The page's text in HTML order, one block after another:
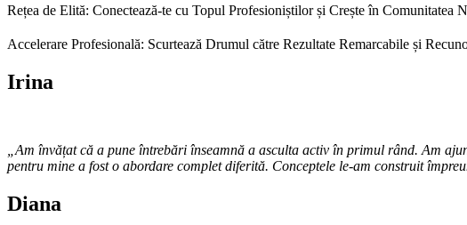
Rețea de Elită: Conectează-te cu Topul Profesioniștilor și Crește în Comunitatea
Accelerare Profesională: Scurtează Drumul către Rezultate Remarcabile și
Irina
„Am învățat că a pune întrebări înseamnă a asculta activ în primul rând. Am
pentru mine a fost o abordare complet diferită. Conceptele le-am construit
Diana